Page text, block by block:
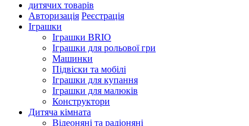
Авторизація Реєстрація
Іграшки
Іграшки BRIO
Іграшки для рольової гри
Машинки
Підвіски та мобілі
Іграшки для купання
Іграшки для малюків
Конструктори
Дитяча кімната
Відеоняні та радіоняні